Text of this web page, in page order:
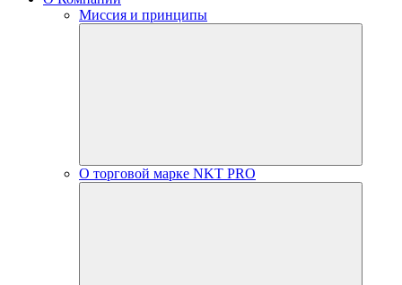
Миссия и принципы
О торговой марке NKT PRO